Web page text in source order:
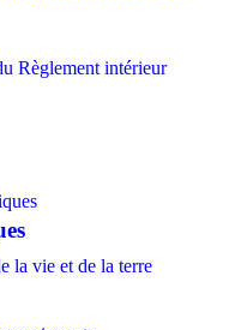
Règlement intérieur
la vie et de la terre